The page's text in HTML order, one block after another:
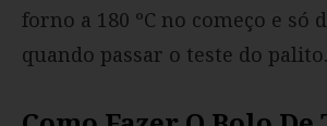
forno a 180 ºC no começo e só
quando passar o teste do palito.